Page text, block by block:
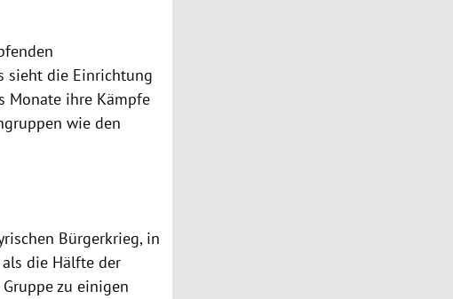
sieht die Einrichtung
Monate ihre Kämpfe
wie den
Bürgerkrieg, in
die Hälfte der
zu einigen